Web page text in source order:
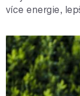
více energie,